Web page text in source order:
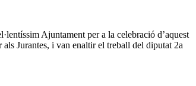
Ajuntament per a la celebració d’aquest
als Jurantes, i van enaltir el treball del diputat 2a